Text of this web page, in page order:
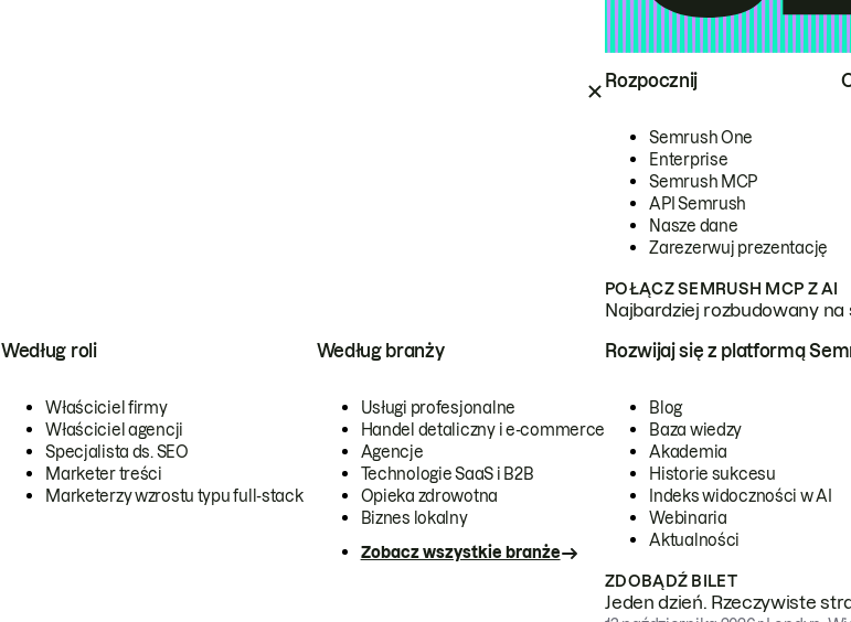
Rozpocznij
Semrush One
Enterprise
Semrush MCP
API Semrush
Nasze dane
Zarezerwuj prezentację
POŁĄCZ SEMRUSH MCP Z AI
Najbardziej rozbudowany
Według roli
Właściciel firmy
Właściciel agencji
Specjalista ds. SEO
Marketer treści
Marketerzy wzrostu typu full-stack
Według branży
Usługi profesjonalne
Handel detaliczny i e-commerce
Agencje
Technologie SaaS i B2B
Opieka zdrowotna
Biznes lokalny
Zobacz wszystkie branże
Rozwijaj się z platformą
Blog
Baza wiedzy
Akademia
Historie sukcesu
Indeks widoczności w AI
Webinaria
Aktualności
ZDOBĄDŹ BILET
Jeden dzień. Rzeczywiste